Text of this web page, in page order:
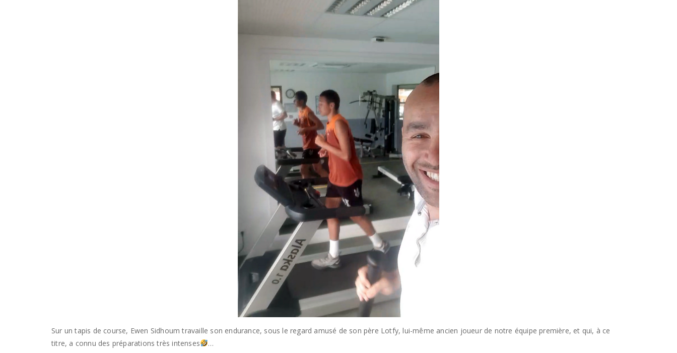
Sur un tapis de course, Ewen Sidhoum travaille son endurance, sous le regard amusé de son père Lotfy, lui-même ancien joueur de notre équipe première, et qui, à ce
titre, a connu des préparations très intenses
…